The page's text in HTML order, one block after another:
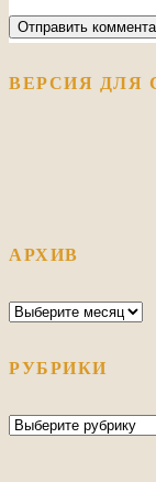
ВЕРСИЯ ДЛЯ
АРХИВ
Архив
РУБРИКИ
Рубрики